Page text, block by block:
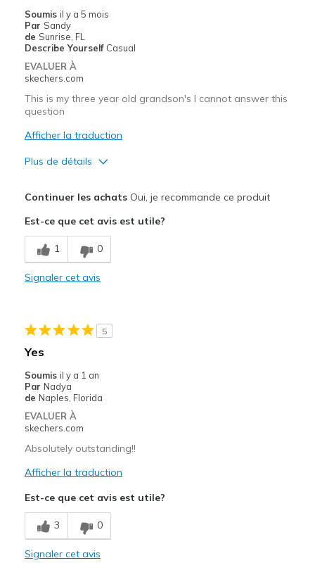
View On Shoes
Soumis il y a 5 mois
Par Sandy
de Sunrise, FL
Describe Yourself Casual
EVALUER À
skechers.com
This is my three year old grandson's I cannot answer this
question
Afficher la traduction
Plus de détails
Les meilleures utilisations
Casual Wear
View On Shoes
Shoes are for Wearing
Continuer les achatsOui, je recommande ce produit
Est-ce que cet avis est utile?
1 0
Signaler cet avis
5
Yes
Soumis il y a 1 an
Par Nadya
de Naples, Florida
EVALUER À
skechers.com
Absolutely outstanding!!
Afficher la traduction
Est-ce que cet avis est utile?
3 0
Signaler cet avis